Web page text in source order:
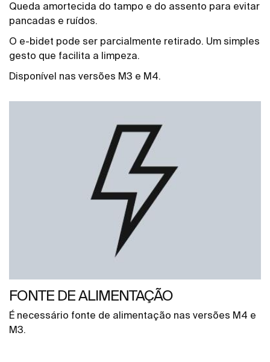
Queda amortecida do tampo e do assento para evitar
pancadas e ruídos.
O e-bidet pode ser parcialmente retirado. Um simples
gesto que facilita a limpeza.
Disponível nas versões M3 e M4.
FONTE DE ALIMENTAÇÃO
É necessário fonte de alimentação nas versões M4 e
M3.